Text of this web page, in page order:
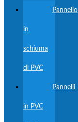
Pannello
in
schiuma
di PVC
Pannelli
in PVC